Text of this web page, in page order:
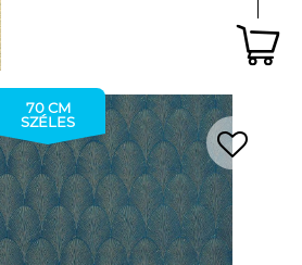
70 CM
SZÉLES